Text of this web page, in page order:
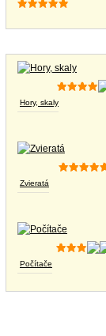
Hory, skaly
Zvieratá
Počítače